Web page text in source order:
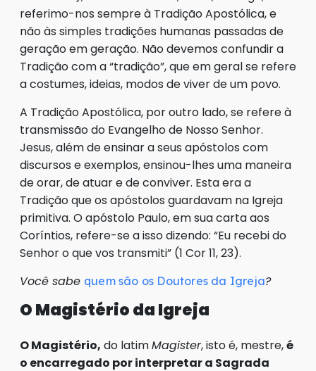
referimo-nos sempre à Tradição Apostólica, e
não às simples tradições humanas passadas de
geração em geração. Não devemos confundir a
Tradição com a “tradição”, que em geral se refere
a costumes, ideias, modos de viver de um povo.
A Tradição Apostólica, por outro lado, se refere à
transmissão do Evangelho de Nosso Senhor.
Jesus, além de ensinar a seus apóstolos com
discursos e exemplos, ensinou-lhes uma maneira
de orar, de atuar e de conviver. Esta era a
Tradição que os apóstolos guardavam na Igreja
primitiva. O apóstolo Paulo, em sua carta aos
Coríntios, refere-se a isso dizendo: “Eu recebi do
Senhor o que vos transmiti” (1 Cor 11, 23).
Você sabe quem são os Doutores da Igreja?
O Magistério da Igreja
O Magistério, do latimMagister, isto é, mestre,é
o encarregado por interpretar a Sagrada